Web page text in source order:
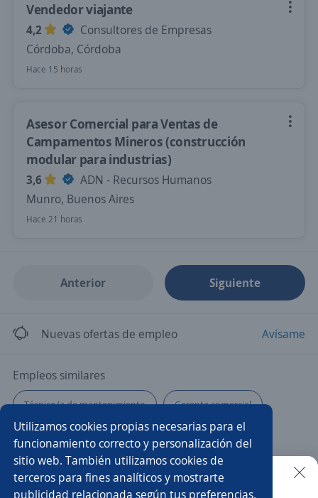
Utilizamos cookies propias necesarias para el
funcionamiento correcto y personalización del
sitio web. También utilizamos cookies de
terceros para fines analíticos y mostrarte
publicidad relacionada según tus preferencias.
Vendedor viajante
4,2
Consultores de Empresas
Córdoba, Córdoba
Hace 15 horas
Asesor Comercial para Ventas de
Campamentos Mineros (construcción
modular para industrias)
3,6
ADN - Recursos Humanos
Munro, Buenos Aires
Hace 21 horas
Anterior Siguiente
Nuevas ofertas de empleo Avísame
Empleos similares
Técnico/a de mantenimiento Gerente comercial
Técnico/a en seguridad e higiene Arquitecto/a
Capataz Ejecutivo/a comercial Mantenimientos